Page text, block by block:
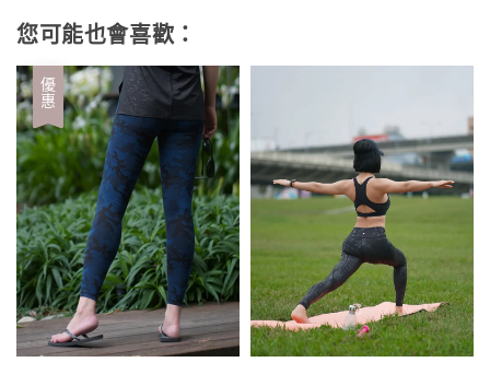
您可能也會喜歡：
優惠